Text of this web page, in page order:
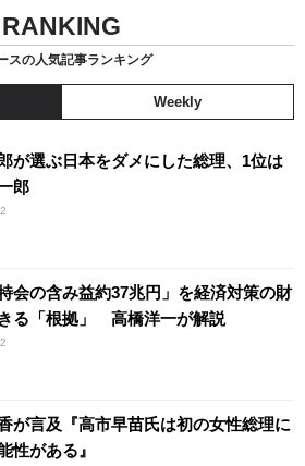
RANKING
スの人気記事ランキング
Weekly
が選ぶ日本をダメにした総理、1位は
郎
特会の含み益約37兆円」を経済対策の財
る「根拠」 高橋洋一が解説
が言及『高市早苗氏は初の女性総理に
性がある』